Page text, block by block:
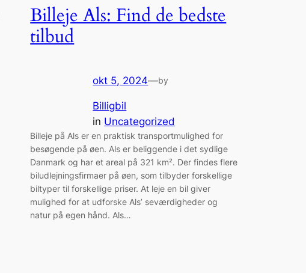
Billeje Als: Find de bedste
tilbud
okt 5, 2024—by
Billigbil
in Uncategorized
Billeje på Als er en praktisk transportmulighed for
besøgende på øen. Als er beliggende i det sydlige
Danmark og har et areal på 321 km². Der findes flere
biludlejningsfirmaer på øen, som tilbyder forskellige
biltyper til forskellige priser. At leje en bil giver
mulighed for at udforske Als’ seværdigheder og
natur på egen hånd. Als…